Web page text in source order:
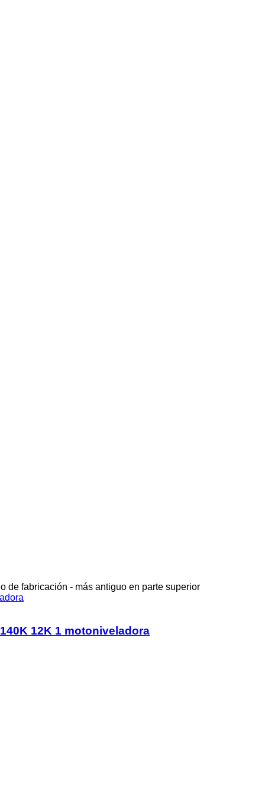
de fabricación - más antiguo en parte superior
12K 1 motoniveladora